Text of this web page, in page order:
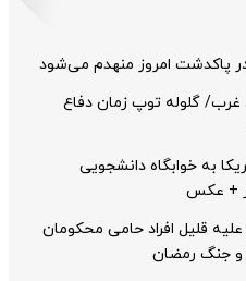
پاکدشت امروز منهدم می‌شود
غرب/ گلوله توپ زمان دفاع
به خوابگاه دانشجویی
+ عکس
علیه قلیل افراد حامی محکومان